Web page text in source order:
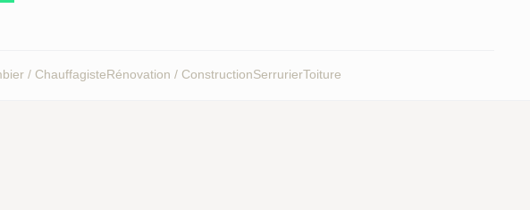
/ ChauffagisteRénovation / ConstructionSerrurierToiture